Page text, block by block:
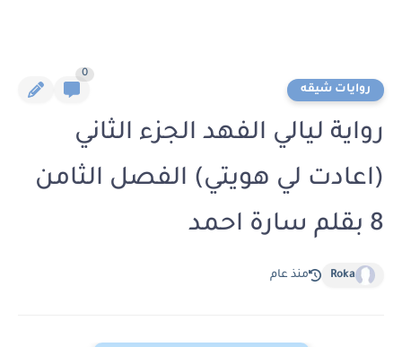
روايات شيقه
0
رواية ليالي الفهد الجزء الثاني
(اعادت لي هويتي) الفصل الثامن
8 بقلم سارة احمد
Roka منذ عام